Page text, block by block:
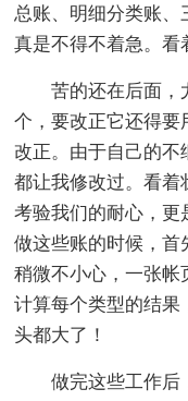
总账、明细分类账、
真是不得不着急。看
苦的还在后面，
个，要改正它还得要
改正。由于自己的不
都让我修改过。看着
考验我们的耐心，更
做这些账的时候，首
稍微不小心，一张帐
计算每个类型的结果
头都大了！
做完这些工作后